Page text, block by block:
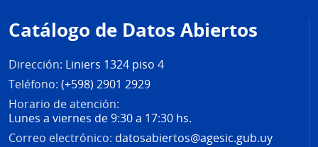
de
página
Catálogo de Datos Abiertos
Dirección: Liniers 1324 piso 4
Teléfono: (+598) 2901 2929
Horario de atención:
Lunes a viernes de 9:30 a 17:30 hs.
Correo electrónico: datosabiertos@agesic.gub.uy